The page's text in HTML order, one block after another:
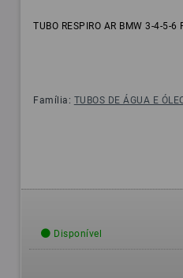
TUBO RESPIRO AR BMW 3-4-5-
Família: TUBOS DE ÁGUA E
Disponível